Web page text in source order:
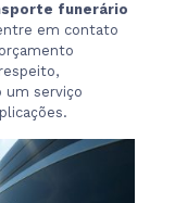
funerário
em contato
um serviço